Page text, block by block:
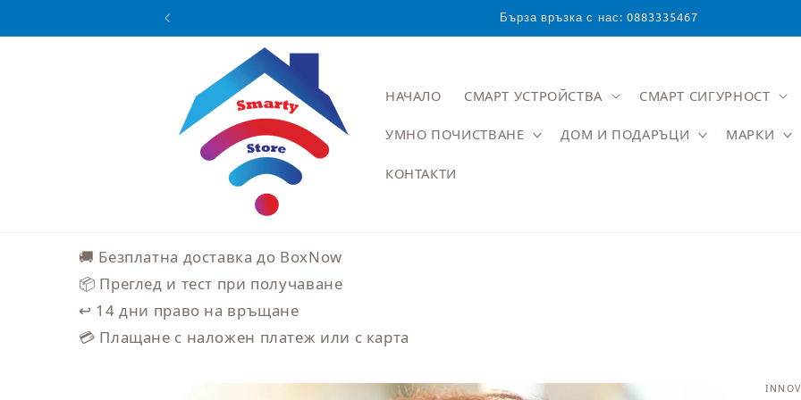
Бърза връзка с нас: 0883335467
НАЧАЛО СМАРТ УСТРОЙСТВА СМАРТ СИГУРНОСТ
УМНО ПОЧИСТВАНЕ ДОМ И ПОДАРЪЦИ МАРКИ
КОНТАКТИ
🚚 Безплатна доставка до BoxNow
📦 Преглед и тест при получаване
↩️ 14 дни право на връщане
💳 Плащане с наложен платеж или с карта
Прескочи към